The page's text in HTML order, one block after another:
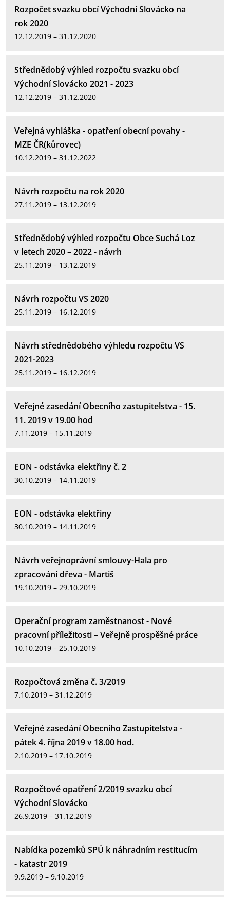
Rozpočet svazku obcí Východní Slovácko na
rok 2020
12.12.2019 – 31.12.2020
Střednědobý výhled rozpočtu svazku obcí
Východní Slovácko 2021 - 2023
12.12.2019 – 31.12.2020
Veřejná vyhláška - opatření obecní povahy -
MZE ČR(kůrovec)
10.12.2019 – 31.12.2022
Návrh rozpočtu na rok 2020
27.11.2019 – 13.12.2019
Střednědobý výhled rozpočtu Obce Suchá Loz
v letech 2020 – 2022 - návrh
25.11.2019 – 13.12.2019
Návrh rozpočtu VS 2020
25.11.2019 – 16.12.2019
Návrh střednědobého výhledu rozpočtu VS
2021-2023
25.11.2019 – 16.12.2019
Veřejné zasedání Obecního zastupitelstva - 15.
11. 2019 v 19.00 hod
7.11.2019 – 15.11.2019
EON - odstávka elektřiny č. 2
30.10.2019 – 14.11.2019
EON - odstávka elektřiny
30.10.2019 – 14.11.2019
Návrh veřejnoprávní smlouvy-Hala pro
zpracování dřeva - Martiš
19.10.2019 – 29.10.2019
Operační program zaměstnanost - Nové
pracovní příležitosti – Veřejně prospěšné práce
10.10.2019 – 25.10.2019
Rozpočtová změna č. 3/2019
7.10.2019 – 31.12.2019
Veřejné zasedání Obecního Zastupitelstva -
pátek 4. října 2019 v 18.00 hod.
2.10.2019 – 17.10.2019
Rozpočtové opatření 2/2019 svazku obcí
Východní Slovácko
26.9.2019 – 31.12.2019
Nabídka pozemků SPÚ k náhradním restitucím
- katastr 2019
9.9.2019 – 9.10.2019